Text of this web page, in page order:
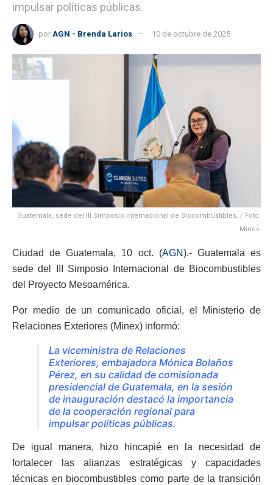
impulsar políticas públicas.
por AGN - Brenda Larios 10 de octubre de 2025
Guatemala, sede del III Simposio Internacional de Biocombustibles. / Foto:
Minex.
Ciudad de Guatemala, 10 oct. (AGN).- Guatemala es
sede del III Simposio Internacional de Biocombustibles
del Proyecto Mesoamérica.
Por medio de un comunicado oficial, el Ministerio de
Relaciones Exteriores (Minex) informó:
La viceministra de Relaciones
Exteriores, embajadora Mónica Bolaños
Pérez, en su calidad de comisionada
presidencial de Guatemala, en la sesión
de inauguración destacó la importancia
de la cooperación regional para
impulsar políticas públicas.
De igual manera, hizo hincapié en la necesidad de
fortalecer las alianzas estratégicas y capacidades
técnicas en biocombustibles como parte de la transición